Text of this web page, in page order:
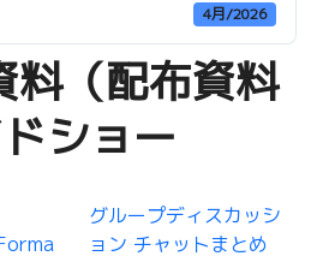
4月/2026
料（配布資料
ショー
グループディスカッシ
ョン チャットまとめ